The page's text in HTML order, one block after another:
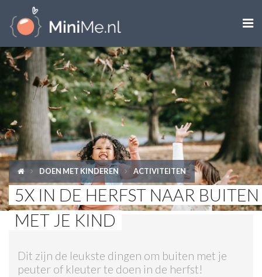

ZWANGER WORDEN
ZWANGER
BABY
PEUTER
KIND
LIFESTYLE
SHOPS
DOEN MET KINDEREN ACTIVITEITEN
5X IN DE HERFST NAAR BUITEN
MET JE KIND
Dit zijn de leukste dingen om buiten met je
peuter of kleuter te doen in de herfst!